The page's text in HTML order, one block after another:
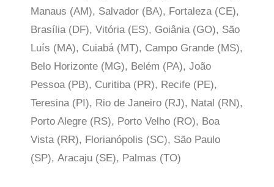
Manaus (AM), Salvador (BA), Fortaleza (CE),
Brasília (DF), Vitória (ES), Goiânia (GO), São
Luís (MA), Cuiabá (MT), Campo Grande (MS),
Belo Horizonte (MG), Belém (PA), João
Pessoa (PB), Curitiba (PR), Recife (PE),
Teresina (PI), Rio de Janeiro (RJ), Natal (RN),
Porto Alegre (RS), Porto Velho (RO), Boa
Vista (RR), Florianópolis (SC), São Paulo
(SP), Aracaju (SE), Palmas (TO)